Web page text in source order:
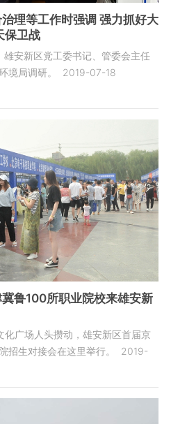
理等工作时强调 强力抓好大
保卫战
雄安新区党工委书记、管委会主任
境局调研。
2019-07-18
鲁100所职业院校来雄安新
化广场人头攒动，雄安新区首届京
招生对接会在这里举行。
2019-